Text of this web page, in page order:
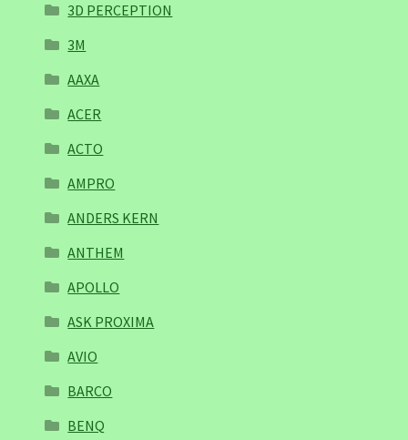
3D PERCEPTION
3M
AAXA
ACER
ACTO
AMPRO
ANDERS KERN
ANTHEM
APOLLO
ASK PROXIMA
AVIO
BARCO
BENQ